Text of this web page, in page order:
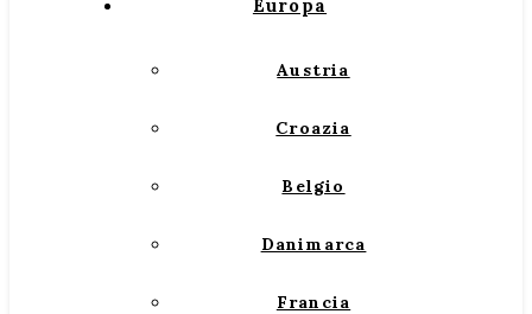
Europa
Austria
Croazia
Belgio
Danimarca
Francia